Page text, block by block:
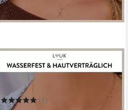
LUUK LIFESTYLE
Freundschaftskette Herz-
(1)